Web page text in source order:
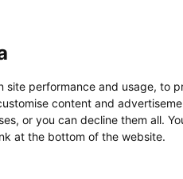
site performance and usage, to
content and
or you can decline them all.
at the bottom of the website.